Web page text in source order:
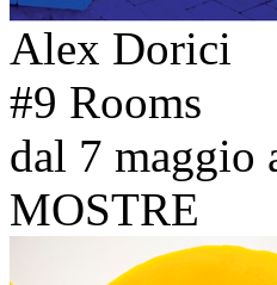
Alex Dorici
#9 Rooms
dal 7 maggio
MOSTRE